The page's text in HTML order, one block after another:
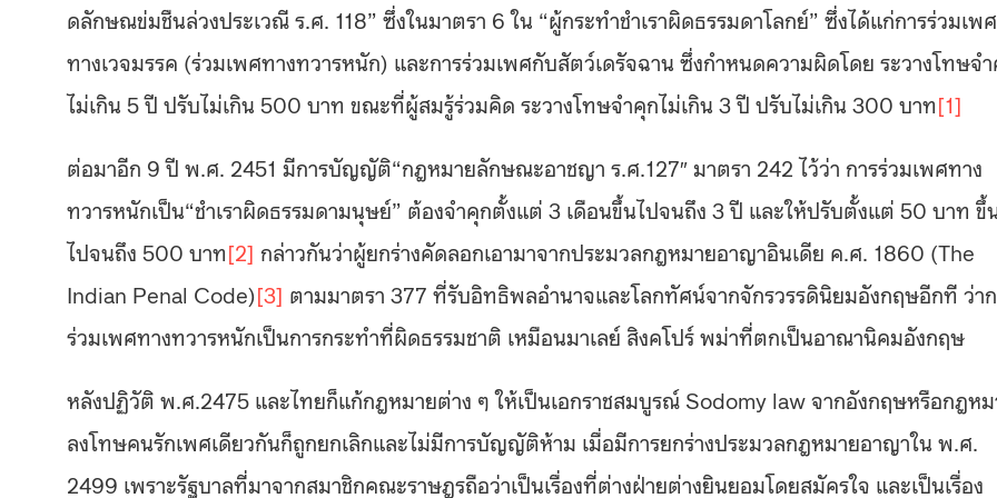
ดลักษณข่มชืนล่วงประเวณี ร.ศ. 118” ซึ่งในมาตรา 6 ใน “ผู้กระทำชำเราผิดธรรมดาโลกย์” ซึ่งได้แก่การร่วมเพศ
ทางเวจมรรค (ร่วมเพศทางทวารหนัก) และการร่วมเพศกับสัตว์เดรัจฉาน ซึ่งกำหนดความผิดโดย ระวางโทษจ
ไม่เกิน 5 ปี ปรับไม่เกิน 500 บาท ขณะที่ผู้สมรู้ร่วมคิด ระวางโทษจำคุกไม่เกิน 3 ปี ปรับไม่เกิน 300 บาท[1]
ต่อมาอีก 9 ปี พ.ศ. 2451 มีการบัญญัติ“กฎหมายลักษณะอาชญา ร.ศ.127″ มาตรา 242 ไว้ว่า การร่วมเพศทาง
ทวารหนักเป็น“ชำเราผิดธรรมดามนุษย์” ต้องจำคุกตั้งแต่ 3 เดือนขึ้นไปจนถึง 3 ปี และให้ปรับตั้งแต่ 50 บาท ขึ้
ไปจนถึง 500 บาท[2] กล่าวกันว่าผู้ยกร่างคัดลอกเอามาจากประมวลกฎหมายอาญาอินเดีย ค.ศ. 1860 (The
Indian Penal Code)[3] ตามมาตรา 377 ที่รับอิทธิพลอำนาจและโลกทัศน์จากจักรวรรดินิยมอังกฤษอีกที ว่า
ร่วมเพศทางทวารหนักเป็นการกระทำที่ผิดธรรมชาติ เหมือนมาเลย์ สิงคโปร์ พม่าที่ตกเป็นอาณานิคมอังกฤษ
หลังปฏิวัติ พ.ศ.2475 และไทยก็แก้กฎหมายต่าง ๆ ให้เป็นเอกราชสมบูรณ์ Sodomy law จากอังกฤษหรือกฎห
ลงโทษคนรักเพศเดียวกันก็ถูกยกเลิกและไม่มีการบัญญัติห้าม เมื่อมีการยกร่างประมวลกฎหมายอาญาใน พ.ศ.
2499 เพราะรัฐบาลที่มาจากสมาชิกคณะราษฎรถือว่าเป็นเรื่องที่ต่างฝ่ายต่างยินยอมโดยสมัครใจ และเป็นเรื่อง